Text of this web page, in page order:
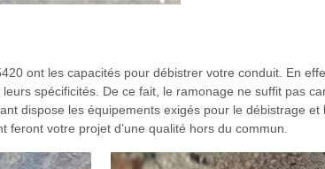
ont les capacités pour débistrer votre conduit. En
spécificités. De ce fait, le ramonage ne suffit pas
dispose les équipements exigés pour le débistrage
votre projet d’une qualité hors du commun.